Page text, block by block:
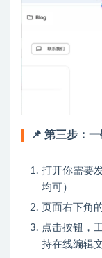
📌 第三步：
打开你需要
均可）
页面右下角
点击按钮，
持在线编辑